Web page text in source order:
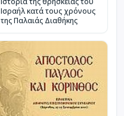
Ισραήλ κατά τους χρόνους
της Παλαιάς Διαθήκης